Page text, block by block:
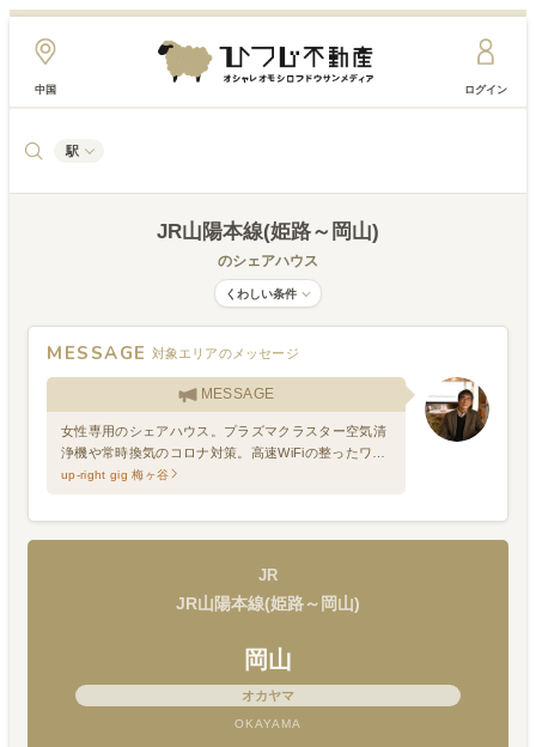
中国 ログイン
駅
JR山陽本線(姫路～岡山)
のシェアハウス
くわしい条件
MESSAGE 対象エリアのメッセージ
MESSAGE
女性専用のシェアハウス。プラズマクラスター空気清
浄機や常時換気のコロナ対策。高速WiFiの整ったワー
クスペースでのリモートワーク・Web会議等に対応が
up-right gig 梅ヶ谷
JR
JR山陽本線(姫路～岡山)
岡山
オカヤマ
OKAYAMA